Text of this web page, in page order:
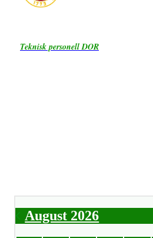
Teknisk personell DOR
August 2026